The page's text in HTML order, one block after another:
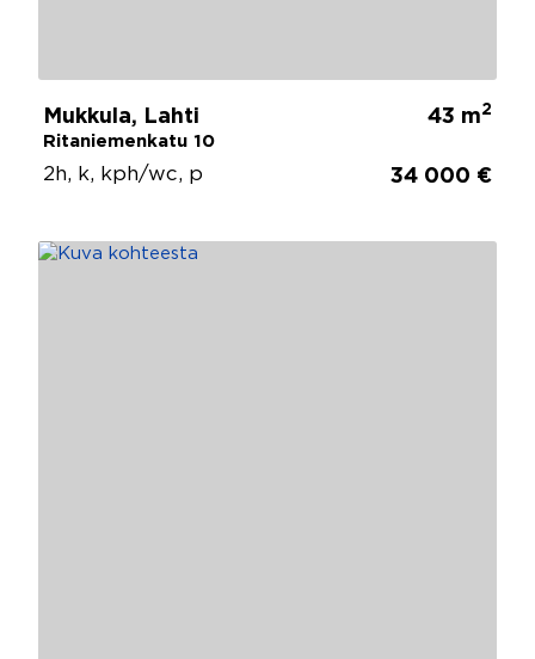
Mukkula, Lahti
Ritaniemenkatu 10
43 m2
2h, k, kph/wc, p 34 000 €